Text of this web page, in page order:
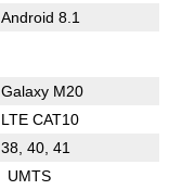
Android 8.1
Galaxy M20
LTE CAT10
38, 40, 41
UMTS